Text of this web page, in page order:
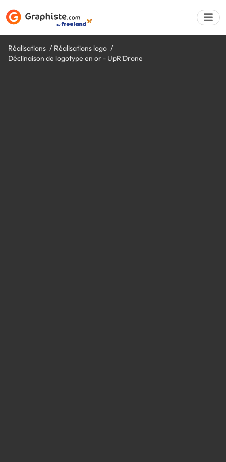
Réalisations
Réalisations logo
Déclinaison de logotype en or - UpR'Drone